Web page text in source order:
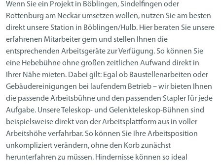
Wenn Sie ein Projekt in Böblingen, Sindelfingen oder
Rottenburg am Neckar umsetzen wollen, nutzen Sie am besten
direkt unsere Station in Böblingen/Hulb. Hier beraten Sie unsere
erfahrenen Mitarbeiter gern und stellen Ihnen die
entsprechenden Arbeitsgeräte zur Verfügung. So können Sie
eine Hebebühne ohne großen zeitlichen Aufwand direkt in
Ihrer Nähe mieten. Dabei gilt: Egal ob Baustellenarbeiten oder
Gebäudereinigungen bei laufendem Betrieb – wir bieten Ihnen
die passende Arbeitsbühne und den passenden Stapler für jede
Aufgabe. Unsere Teleskop- und Gelenkteleskop-Bühnen sind
beispielsweise direkt von der Arbeitsplattform aus in voller
Arbeitshöhe verfahrbar. So können Sie Ihre Arbeitsposition
unkompliziert verändern, ohne den Korb zunächst
herunterfahren zu müssen. Hindernisse können so ideal